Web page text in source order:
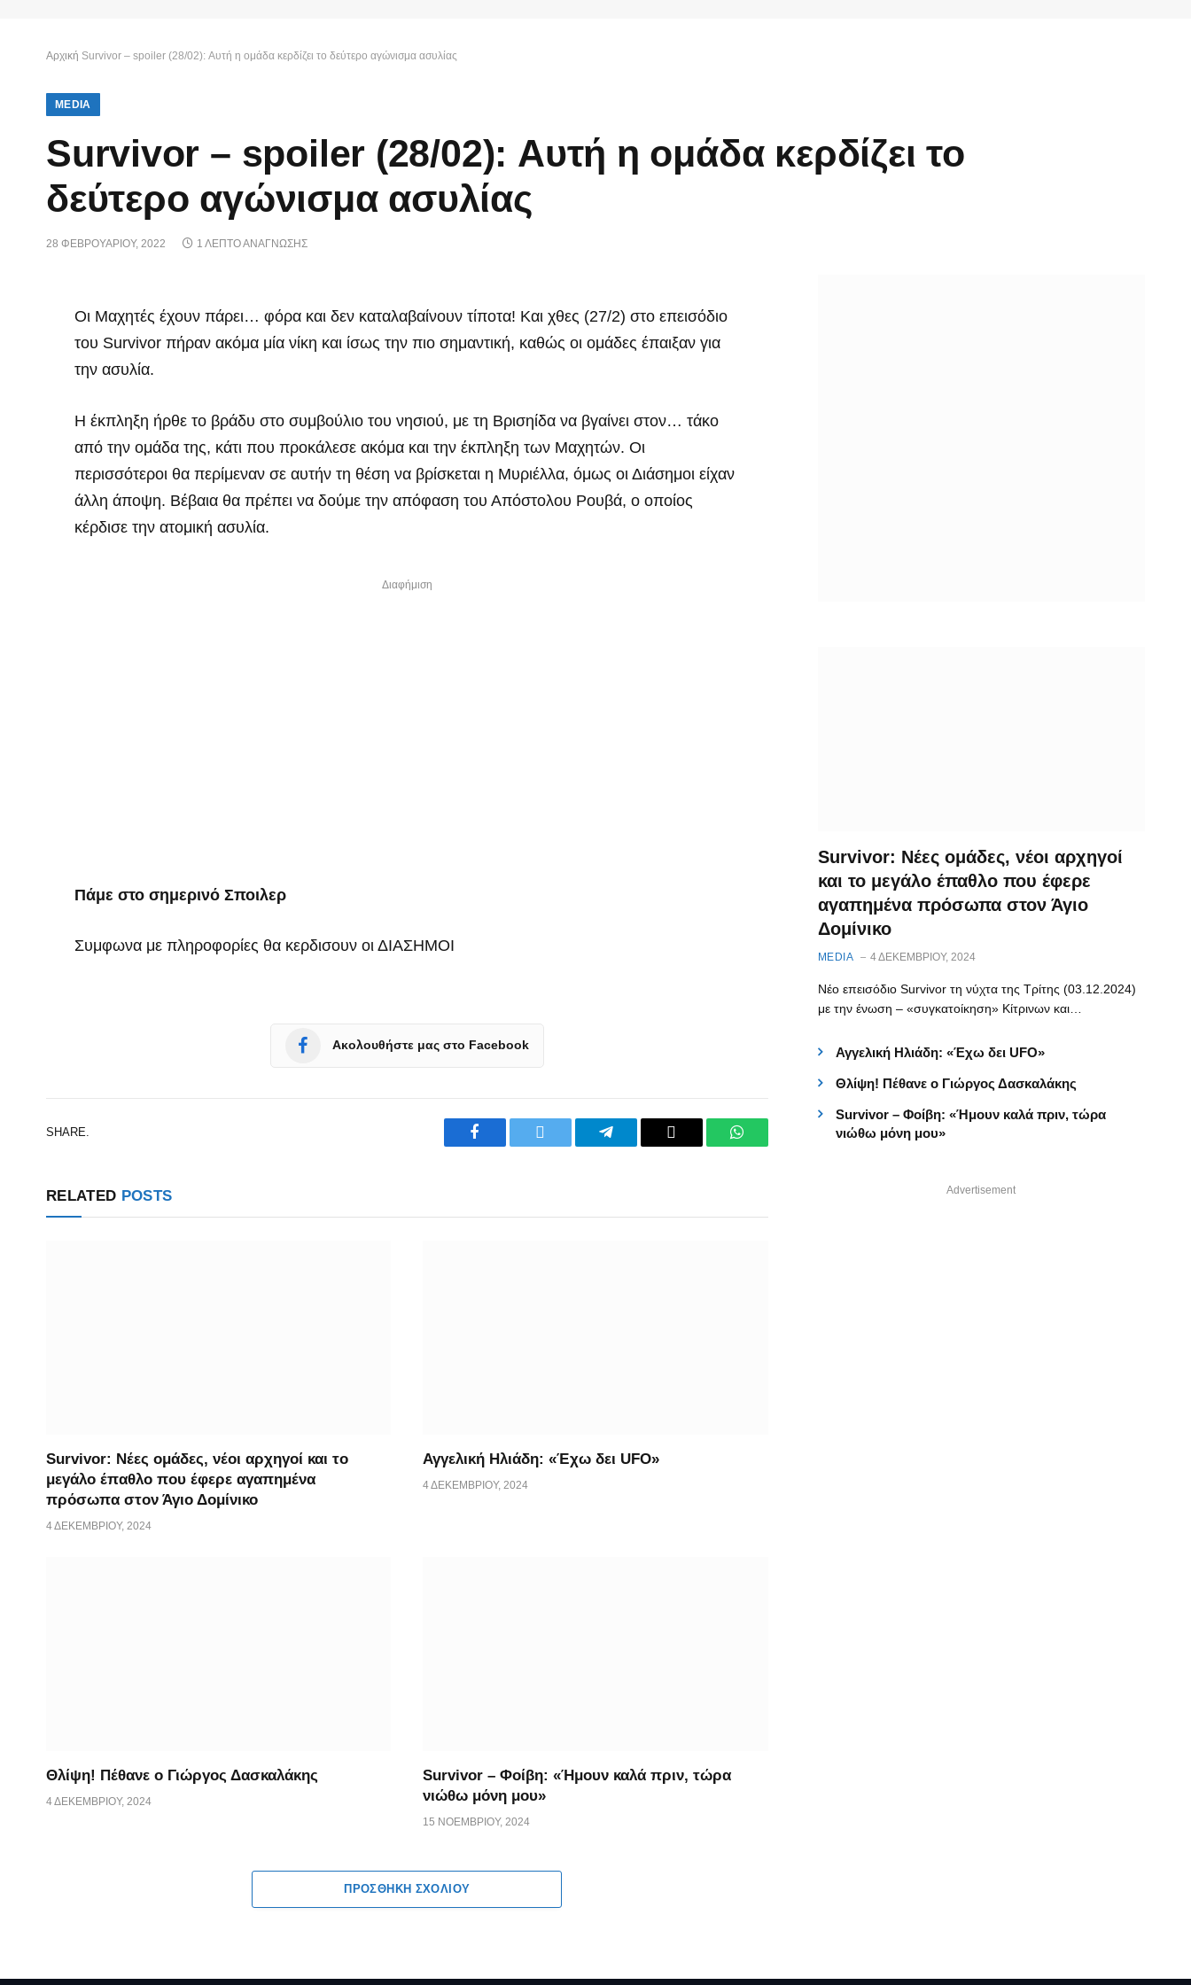
Αρχική Survivor – spoiler (28/02): Αυτή η ομάδα κερδίζει το δεύτερο αγώνισμα ασυλίας
MEDIA
Survivor – spoiler (28/02): Αυτή η ομάδα κερδίζει το
δεύτερο αγώνισμα ασυλίας
28 ΦΕΒΡΟΥΑΡΊΟΥ, 2022 1 ΛΕΠΤΌ ΑΝΆΓΝΩΣΗΣ
Οι Μαχητές έχουν πάρει… φόρα και δεν καταλαβαίνουν τίποτα! Και χθες (27/2) στο επεισόδιο
του Survivor πήραν ακόμα μία νίκη και ίσως την πιο σημαντική, καθώς οι ομάδες έπαιξαν για
την ασυλία.
Η έκπληξη ήρθε το βράδυ στο συμβούλιο του νησιού, με τη Βρισηίδα να βγαίνει στον… τάκο
από την ομάδα της, κάτι που προκάλεσε ακόμα και την έκπληξη των Μαχητών. Οι
περισσότεροι θα περίμεναν σε αυτήν τη θέση να βρίσκεται η Μυριέλλα, όμως οι Διάσημοι είχαν
άλλη άποψη. Βέβαια θα πρέπει να δούμε την απόφαση του Απόστολου Ρουβά, ο οποίος
κέρδισε την ατομική ασυλία.
Διαφήμιση
Πάμε στο σημερινό Σποιλερ
Συμφωνα με πληροφορίες θα κερδισουν οι ΔΙΑΣΗΜΟΙ
Ακολουθήστε μας στο Facebook
SHARE.
Facebook Twitter Telegram Copy
WhatsApp
RELATED POSTS
Survivor: Νέες ομάδες, νέοι αρχηγοί και το
μεγάλο έπαθλο που έφερε αγαπημένα
πρόσωπα στον Άγιο Δομίνικο
4 ΔΕΚΕΜΒΡΊΟΥ, 2024
Αγγελική Ηλιάδη: «Έχω δει UFO»
4 ΔΕΚΕΜΒΡΊΟΥ, 2024
Θλίψη! Πέθανε ο Γιώργος Δασκαλάκης
4 ΔΕΚΕΜΒΡΊΟΥ, 2024
Survivor – Φοίβη: «Ήμουν καλά πριν, τώρα
νιώθω μόνη μου»
15 ΝΟΕΜΒΡΊΟΥ, 2024
ΠΡΟΣΘΉΚΗ ΣΧΟΛΊΟΥ
Survivor: Νέες ομάδες, νέοι αρχηγοί
και το μεγάλο έπαθλο που έφερε
αγαπημένα πρόσωπα στον Άγιο
Δομίνικο
MEDIA 4 ΔΕΚΕΜΒΡΊΟΥ, 2024
Νέο επεισόδιο Survivor τη νύχτα της Τρίτης (03.12.2024)
με την ένωση – «συγκατοίκηση» Κίτρινων και…
Αγγελική Ηλιάδη: «Έχω δει UFO»
Θλίψη! Πέθανε ο Γιώργος Δασκαλάκης
Survivor – Φοίβη: «Ήμουν καλά πριν, τώρα
νιώθω μόνη μου»
Advertisement